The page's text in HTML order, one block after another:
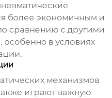
более экономичным и
сравнению с другими
особенно в условиях
механизмов
играют важную